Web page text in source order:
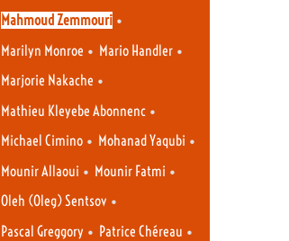
Mahmoud Zemmouri •
Marilyn Monroe • Mario Handler •
Marjorie Nakache •
Mathieu Kleyebe Abonnenc •
Michael Cimino • Mohanad Yaqubi •
Mounir Allaoui • Mounir Fatmi •
Oleh (Oleg) Sentsov •
Pascal Greggory • Patrice Chéreau •